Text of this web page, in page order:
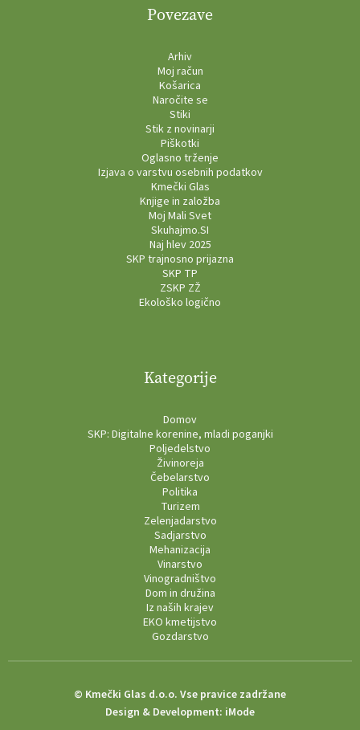
Povezave
Arhiv
Moj račun
Košarica
Naročite se
Stiki
Stik z novinarji
Piškotki
Oglasno trženje
Izjava o varstvu osebnih podatkov
Kmečki Glas
Knjige in založba
Moj Mali Svet
Skuhajmo.SI
Naj hlev 2025
SKP trajnosno prijazna
SKP TP
ZSKP ZŽ
Ekološko logično
Kategorije
Domov
SKP: Digitalne korenine, mladi poganjki
Poljedelstvo
Živinoreja
Čebelarstvo
Politika
Turizem
Zelenjadarstvo
Sadjarstvo
Mehanizacija
Vinarstvo
Vinogradništvo
Dom in družina
Iz naših krajev
EKO kmetijstvo
Gozdarstvo
© Kmečki Glas d.o.o. Vse pravice zadržane
Design & Development: iMode